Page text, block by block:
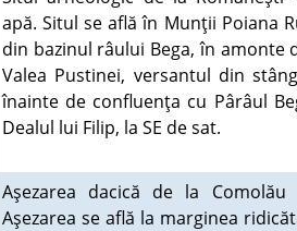
apă. Situl se află în Munţii Poiana
din bazinul râului Bega, în amonte
Valea Pustinei, versantul din
înainte de confluenţa cu Pârâul
Dealul lui Filip, la SE de sat.
Aşezarea dacică de la Comolău
Aşezarea se află la marginea